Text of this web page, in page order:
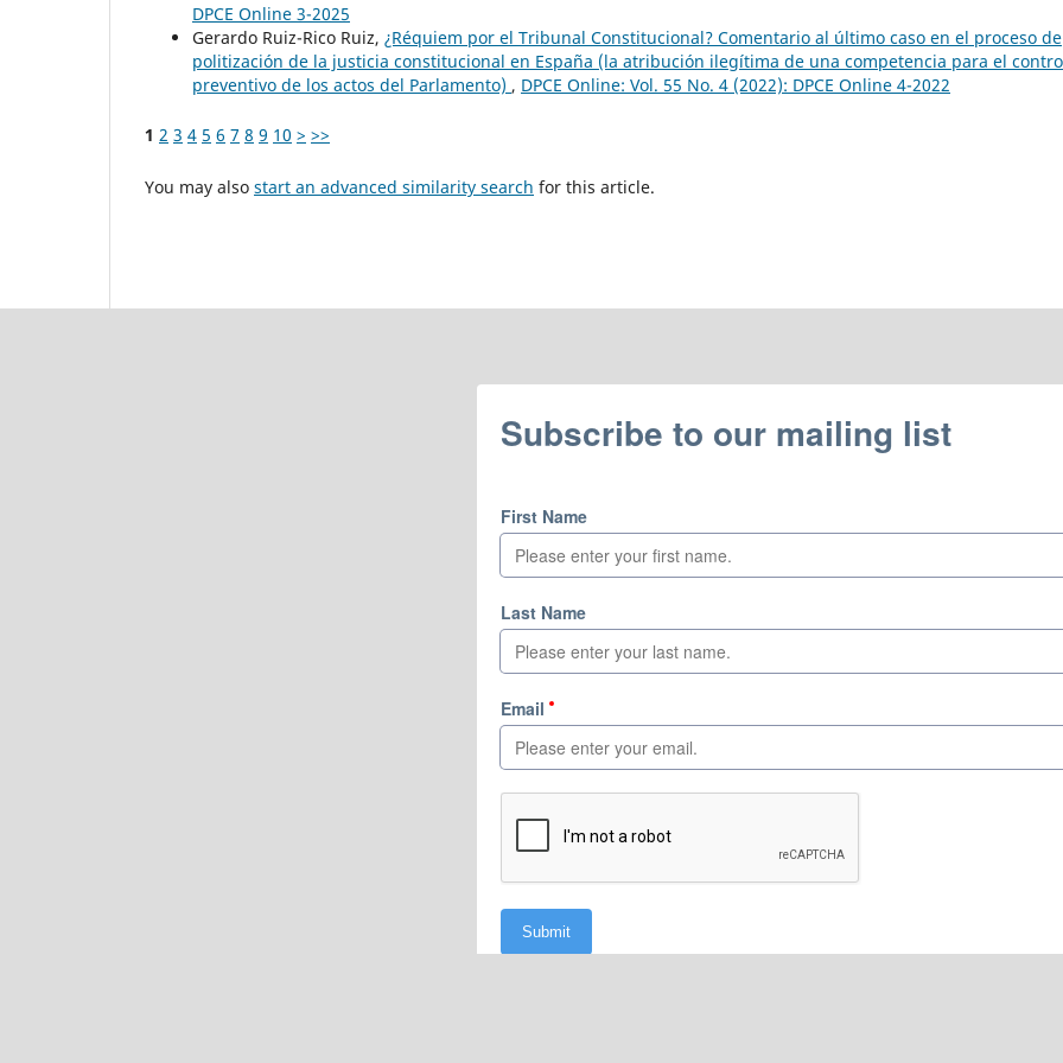
DPCE Online 3-2025
Gerardo Ruiz-Rico Ruiz, ¿Réquiem por el Tribunal Constitucional? Comentario al último caso en el proceso de
politización de la justicia constitucional en España (la atribución ilegítima de una competencia para el
preventivo de los actos del Parlamento) , DPCE Online: Vol. 55 No. 4 (2022): DPCE Online 4-2022
1 2 3 4 5 6 7 8 9 10 > >>
You may also start an advanced similarity search for this article.